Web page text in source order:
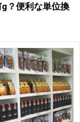
？便利な単位換